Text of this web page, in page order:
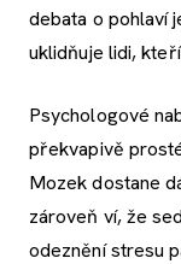
debata o pohlaví
uklidňuje lidi,
Psychologové
překvapivě
Mozek dostane
zároveň ví, že
odeznění stresu